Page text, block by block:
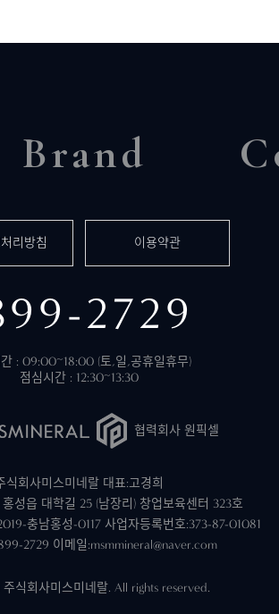
Brand
리방침 이용약관
2729
: 09:00~18:00 (토,일,공휴일휴무)
점심시간 : 12:30~13:30
협력회사 원픽셀
식회사미스미네랄 대표:고경희
성읍 대학길 25 (남장리) 창업보육센터 323호
충남홍성-0117 사업자등록번호:373-87-01081
2729 이메일:msmmineral@naver.com
식회사미스미네랄. All rights reserved.